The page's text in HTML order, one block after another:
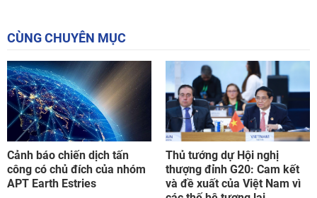
CÙNG CHUYÊN MỤC
Cảnh báo chiến dịch tấn
công có chủ đích của nhóm
APT Earth Estries
Thủ tướng dự Hội nghị
thượng đỉnh G20: Cam kết
và đề xuất của Việt Nam vì